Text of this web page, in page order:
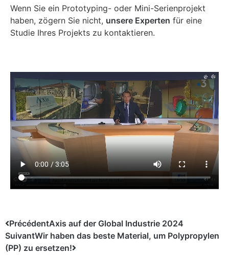
Wenn Sie ein Prototyping- oder Mini-Serienprojekt
haben, zögern Sie nicht, unsere Experten für eine
Studie Ihres Projekts zu kontaktieren.
PrécédentAxis auf der Global Industrie 2024
SuivantWir haben das beste Material, um Polypropylen
(PP) zu ersetzen!